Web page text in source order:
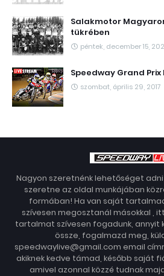
Salakmotor
tükrében
péntek, december 15,
Speedway Grand Prix
szombat, április 29, 2017
Nagyon szeretnénk lehetőséget
szeretne az oldal munkájában
formában! Ha van saját
szívesen megosztanál másokkal ,
tartalmat szívesen fogadunk, annyit
össze, fogalmazd meg,
speedwaylive@gmail.com email
akiknek kedve támad, később saját
amivel azonnal közzé tudnak